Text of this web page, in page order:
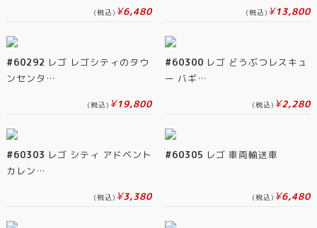
(税込) ¥6,480 (税込) ¥13,800
#60292 レゴ レゴシティのタウ
ンセンタ…
(税込) ¥19,800
#60300 レゴ どうぶつレスキュ
ー バギ…
(税込) ¥2,280
#60303 レゴ シティ アドベント
カレン…
(税込) ¥3,380
#60305 レゴ 車両輸送車
(税込) ¥6,480